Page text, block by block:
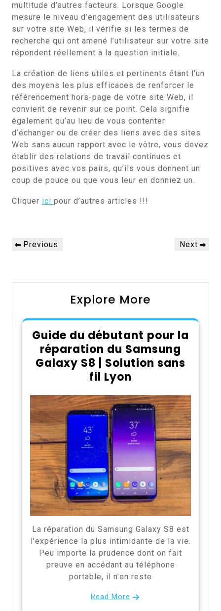
multitude d’autres facteurs. Lorsque Google
mesure le niveau d’engagement des utilisateurs
sur votre site Web, il vérifie si les termes de
recherche qui ont amené l’utilisateur sur votre site
répondent réellement à la question initiale.
La création de liens utiles et pertinents étant l’un
des moyens les plus efficaces de renforcer le
référencement hors-page de votre site Web, il
convient de revenir sur ce point. Cela signifie
également qu’au lieu de vous contenter
d’échanger ou de créer des liens avec des sites
Web sans aucun rapport avec le vôtre, vous devez
établir des relations de travail continues et
positives avec vos pairs, qu’ils vous donnent un
coup de pouce ou que vous leur en donniez un.
Cliquer ici pour d’autres articles !!!
Navigation
dePrevious
Previous
Next
Next
Explore More
Guide du débutant pour la
réparation du Samsung
Galaxy S8 | Solution sans
fil Lyon
La réparation du Samsung Galaxy S8 est
l’expérience la plus intimidante de la vie.
Peu importe la prudence dont on fait
preuve en accédant au téléphone
portable, il n’en reste
Read More